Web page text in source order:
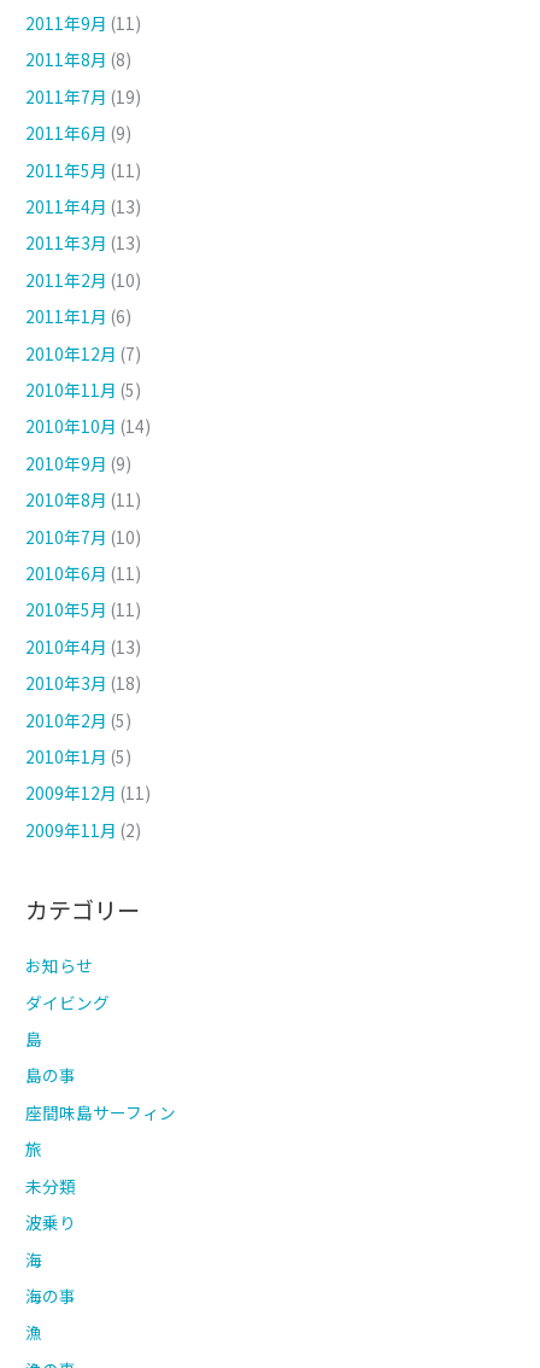
2011年9月 (11)
2011年8月 (8)
2011年7月 (19)
2011年6月 (9)
2011年5月 (11)
2011年4月 (13)
2011年3月 (13)
2011年2月 (10)
2011年1月 (6)
2010年12月 (7)
2010年11月 (5)
2010年10月 (14)
2010年9月 (9)
2010年8月 (11)
2010年7月 (10)
2010年6月 (11)
2010年5月 (11)
2010年4月 (13)
2010年3月 (18)
2010年2月 (5)
2010年1月 (5)
2009年12月 (11)
2009年11月 (2)
カテゴリー
お知らせ
ダイビング
島
島の事
座間味島サーフィン
旅
未分類
波乗り
海
海の事
漁